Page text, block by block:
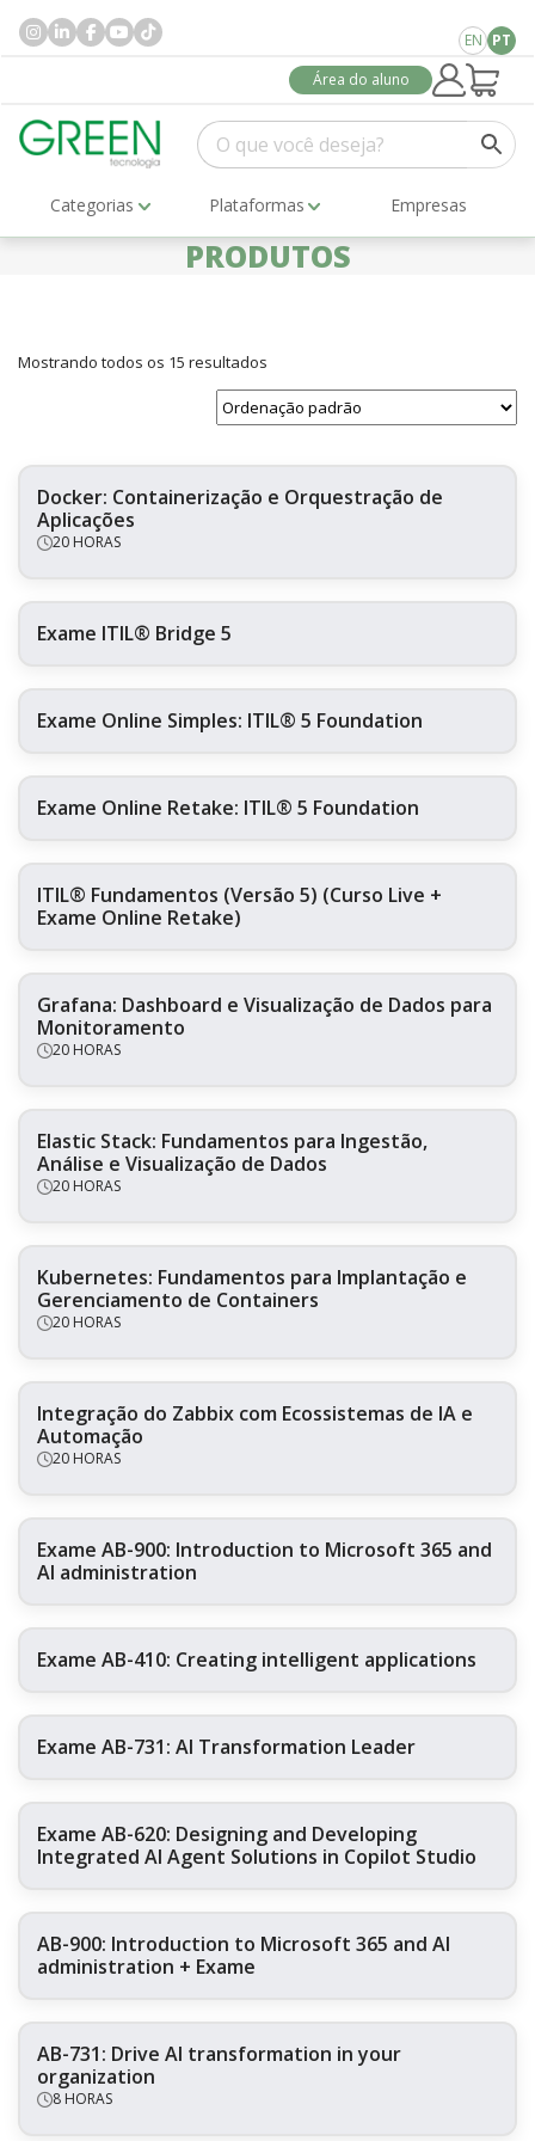
EN PT
Área do aluno
Categorias Plataformas Empresas
PRODUTOS
Mostrando todos os 15 resultados
Docker: Containerização e Orquestração de
Aplicações
20 HORAS
Exame ITIL® Bridge 5
Exame Online Simples: ITIL® 5 Foundation
Exame Online Retake: ITIL® 5 Foundation
ITIL® Fundamentos (Versão 5) (Curso Live +
Exame Online Retake)
Grafana: Dashboard e Visualização de Dados para
Monitoramento
20 HORAS
Elastic Stack: Fundamentos para Ingestão,
Análise e Visualização de Dados
20 HORAS
Kubernetes: Fundamentos para Implantação e
Gerenciamento de Containers
20 HORAS
Integração do Zabbix com Ecossistemas de IA e
Automação
20 HORAS
Exame AB-900: Introduction to Microsoft 365 and
AI administration
Exame AB-410: Creating intelligent applications
Exame AB-731: AI Transformation Leader
Exame AB-620: Designing and Developing
Integrated AI Agent Solutions in Copilot Studio
AB-900: Introduction to Microsoft 365 and AI
administration + Exame
AB-731: Drive AI transformation in your
organization
8 HORAS